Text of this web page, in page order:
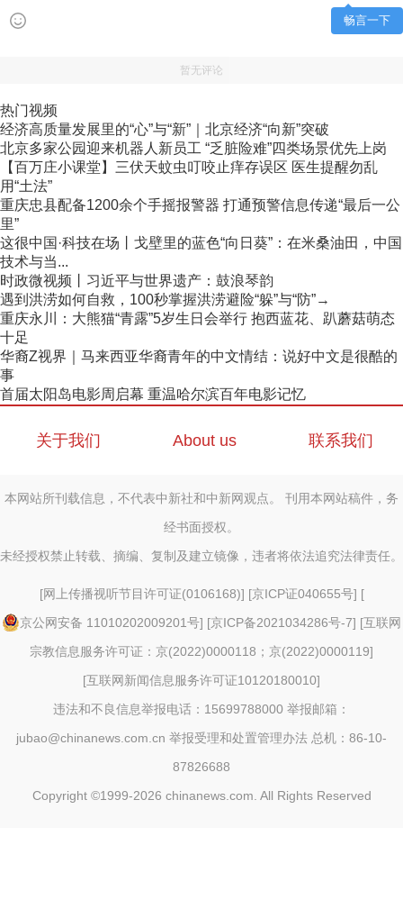
畅言一下
暂无评论
热门视频
经济高质量发展里的“心”与“新”｜北京经济“向新”突破
北京多家公园迎来机器人新员工 “乏脏险难”四类场景优先上岗
【百万庄小课堂】三伏天蚊虫叮咬止痒存误区 医生提醒勿乱
用“土法”
重庆忠县配备1200余个手摇报警器 打通预警信息传递“最后一公
里”
这很中国·科技在场丨戈壁里的蓝色“向日葵”：在米桑油田，中国
技术与当...
时政微视频丨习近平与世界遗产：鼓浪琴韵
遇到洪涝如何自救，100秒掌握洪涝避险“躲”与“防”→
重庆永川：大熊猫“青露”5岁生日会举行 抱西蓝花、趴蘑菇萌态
十足
华裔Z视界｜马来西亚华裔青年的中文情结：说好中文是很酷的
事
首届太阳岛电影周启幕 重温哈尔滨百年电影记忆
关于我们 About us 联系我们
本网站所刊载信息，不代表中新社和中新网观点。 刊用本网站稿件，务
经书面授权。
未经授权禁止转载、摘编、复制及建立镜像，违者将依法追究法律责任。
[网上传播视听节目许可证(0106168)] [京ICP证040655号] [
京公网安备 11010202009201号] [京ICP备2021034286号-7] [互联网
宗教信息服务许可证：京(2022)0000118；京(2022)0000119]
[互联网新闻信息服务许可证10120180010]
违法和不良信息举报电话：15699788000 举报邮箱：
jubao@chinanews.com.cn 举报受理和处置管理办法 总机：86-10-
87826688
Copyright ©1999-2026 chinanews.com. All Rights Reserved